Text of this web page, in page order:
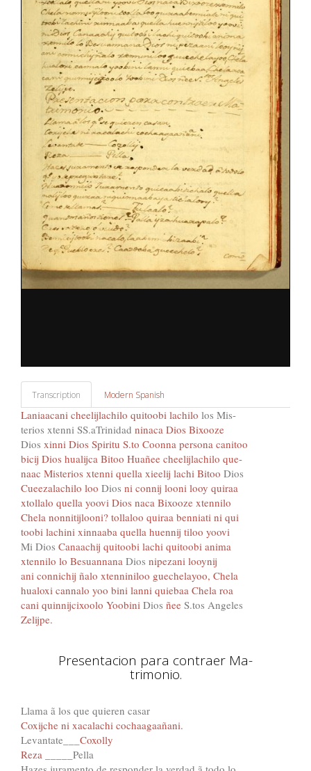
Transcription Modern Spanish
Laniaacani cheelijlachilo quitoobi lachilo los Mis-
terios xtenni SS.aTrinidad ninaca Dios Bixooze
Dios xinni Dios Spiritu S.to Coonna persona canitoo
bicij Dios hualijca Bitoo Huañee cheelijlachilo que-
naac Misterios xtenni quella xieelij lachi Bitoo Dios
Cueezalachilo loo Dios ni connij looni looy quiraa
xtollalo quella yoovi Dios naca Bixooze xtennilo
Chela nonnitijlooni? tollaloo quiraa benniati ni qui
toobi lachini xinnaaba quella huennij tiloo yoovi
Mi Dios Canaachij quitoobi lachi quitoobi anima
xtennilo lo Besuannana Dios nipezani looynij
ani connichij ñalo xtenniniloo guechelayoo, Chela
hualoxi cannalo yoo bini lanni quiebaa Chela roa
cani quinnijcixoolo Yoobini Dios ñee S.tos Angeles
Zelijpe.
Presentacion para contraer Ma-
trimonio.
Llama ã los que quieren casar
Coxijche ni xacalachi cochaagaañani.
Levantate___ Coxolly
Reza _____Pella